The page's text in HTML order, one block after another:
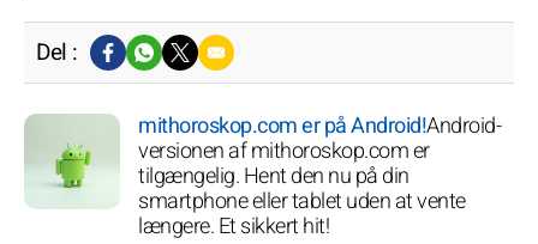
Del :
mithoroskop.com er på Android!Android-
versionen af mithoroskop.com er
tilgængelig. Hent den nu på din
smartphone eller tablet uden at vente
længere. Et sikkert hit!